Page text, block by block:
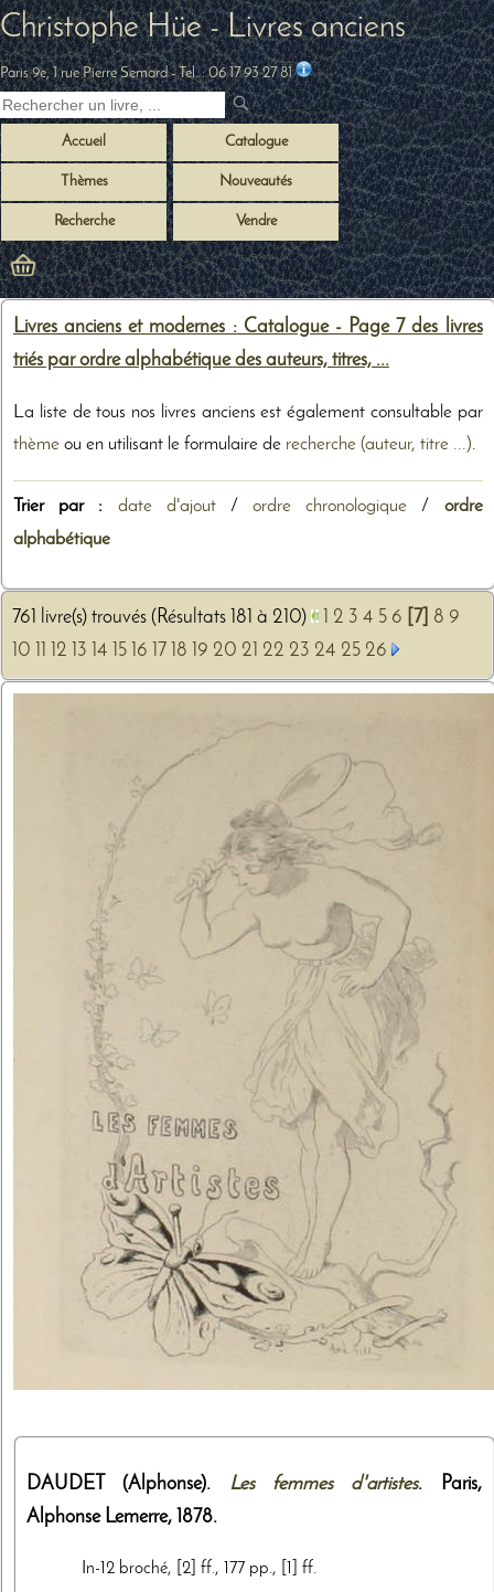
Christophe Hüe - Livres anciens
Paris 9e, 1 rue Pierre Semard- Tel. :06 17 93 27 81
Accueil Catalogue
Thèmes Nouveautés
Recherche Vendre
Livres anciens et modernes : Catalogue - Page 7 des livres
triés par ordre alphabétique des auteurs, titres, ...
La liste de tous nos livres anciens est également consultable par
thème ou en utilisant le formulaire de recherche (auteur, titre ...).
Trier par : date d'ajout/ordre chronologique / ordre
alphabétique
761 livre(s) trouvés (Résultats 181 à 210) 2 3 4 5 6 [7] 8 9
10
12 13 14 15 16 17 18 19 20 21 22 23 24 25 26
DAUDET (Alphonse). Les femmes d'artistes. Paris,
Alphonse Lemerre, 1878.
In-12 broché, [2] ff., 177 pp., [1] ff.